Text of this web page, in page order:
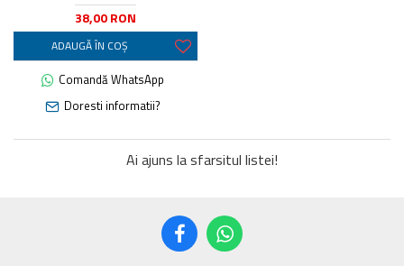
38,00 RON
ADAUGĂ ÎN COŞ
Comandă WhatsApp
Doresti informatii?
Ai ajuns la sfarsitul listei!